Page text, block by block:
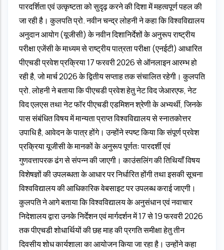
पारदर्शिता एवं उत्कृष्टता को सुदृढ़ करने की दिशा में महत्वपूर्ण पहल की
जा रही है। कुलपति प्रो. नवीन चन्द्र लोहनी ने कहा कि विश्वविद्यालय
अनुदान आयोग (यूजीसी) के नवीन दिशानिर्देशों के अनुरूप राष्ट्रीय
परीक्षा एजेंसी के माध्यम से राष्ट्रीय पात्रता परीक्षा (एनईटी) आधारित
पीएचडी प्रवेश प्रक्रिया 17 फरवरी 2026 से ऑनलाइन आरम्भ हो
रही है, जो मार्च 2026 के द्वितीय सप्ताह तक संचालित रहेगी। कुलपति
प्रो. लोहनी ने बताया कि पीएचडी प्रवेश हेतु नेट विद जेआरएफ, नेट
विद एलएस तथा नेट फॉर पीएचडी एडमिशन श्रेणी के अभ्यर्थी, जिनके
पास संबंधित विषय में मान्यता प्राप्त विश्वविद्यालय से स्नातकोत्तर
उपाधि है, आवेदन के पात्र होंगे। उन्होंने स्पष्ट किया कि संपूर्ण प्रवेश
प्रक्रिया यूजीसी के मानकों के अनुरूप पूर्णतः पारदर्शी एवं
गुणवत्तापरक ढंग से संपन्न की जाएगी। काउंसलिंग की तिथियाँ विषय
विशेषज्ञों की उपलब्धता के आधार पर निर्धारित होंगी तथा इसकी सूचना
विश्वविद्यालय की आधिकारिक वेबसाइट पर उपलब्ध कराई जाएगी।
कुलपति ने आगे बताया कि विश्वविद्यालय के अनुसंधान एवं नवाचार
निदेशालय द्वारा उनके निर्देशन एवं मार्गदर्शन में 17 से 19 फरवरी 2026
तक पीएचडी शोधार्थियों की छह माह की प्रगति समीक्षा हेतु तीन
दिवसीय शोध कार्यशाला का आयोजन किया जा रहा है। उन्होंने कहा